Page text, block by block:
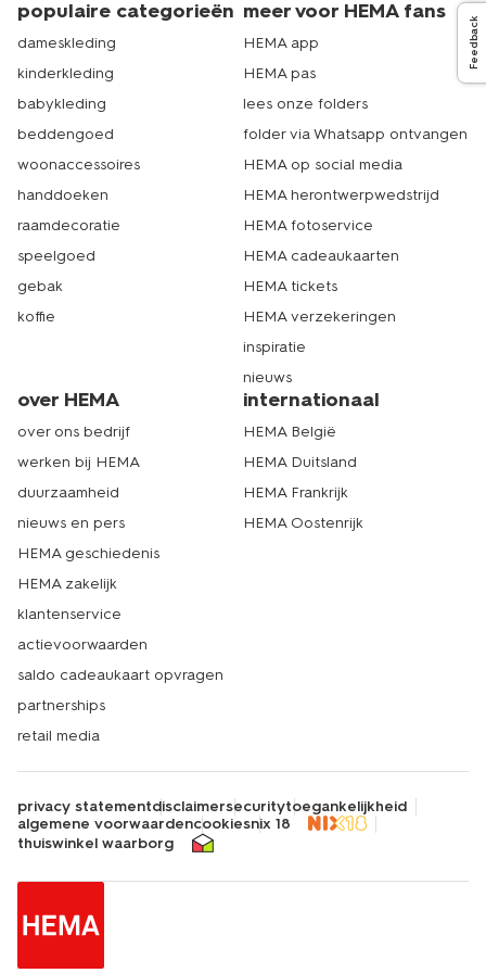
Feedback
populaire categorieën
dameskleding
kinderkleding
babykleding
beddengoed
woonaccessoires
handdoeken
raamdecoratie
speelgoed
gebak
koffie
meer voor HEMA fans
HEMA app
HEMA pas
lees onze folders
folder via Whatsapp ontvangen
HEMA op social media
HEMA herontwerpwedstrijd
HEMA fotoservice
HEMA cadeaukaarten
HEMA tickets
HEMA verzekeringen
inspiratie
nieuws
over HEMA
over ons bedrijf
werken bij HEMA
duurzaamheid
nieuws en pers
HEMA geschiedenis
HEMA zakelijk
klantenservice
actievoorwaarden
saldo cadeaukaart opvragen
partnerships
retail media
internationaal
HEMA België
HEMA Duitsland
HEMA Frankrijk
HEMA Oostenrijk
privacy statementdisclaimersecuritytoegankelijkheid
algemene voorwaardencookiesnix 18
thuiswinkel waarborg